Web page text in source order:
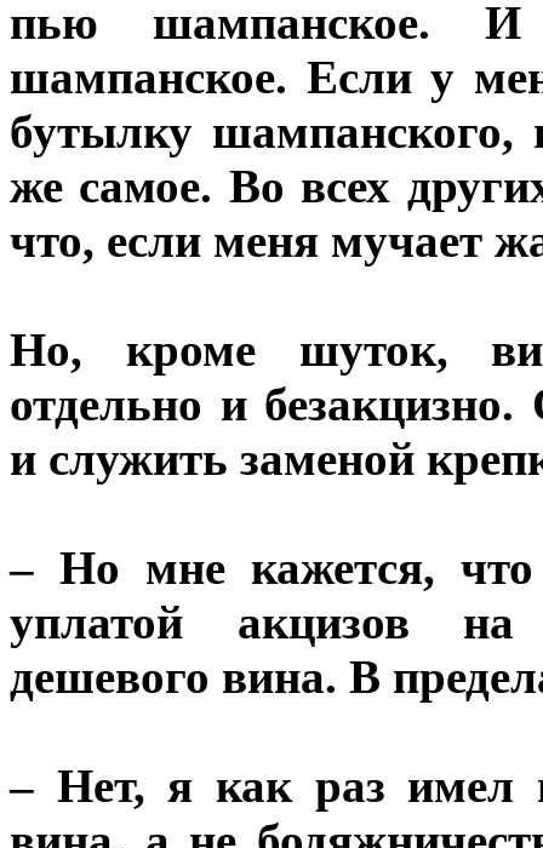
пью шампанское.
шампанское. Если у
бутылку шампанского,
же самое. Во всех
что, если меня мучает
Но, кроме шуток,
отдельно и
и служить заменой
– Но мне кажется,
уплатой акцизов
дешевого вина. В
– Нет, я как раз имел